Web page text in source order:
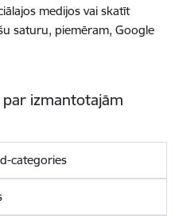
medijos vai skatīt
saturu, piemēram, Google
izmantotajām
categories